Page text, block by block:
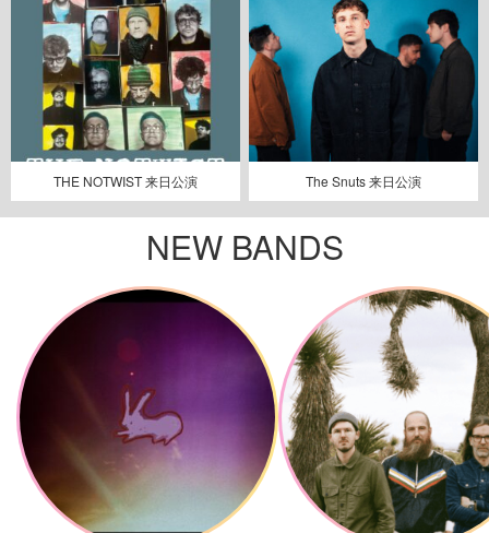
THE NOTWIST 来日公演 The Snuts 来日公演
NEW BANDS